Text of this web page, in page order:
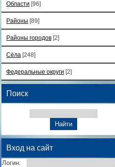
Области [96]
Районы [89]
Районы городов [2]
Сёла [248]
Федеральные округи [2]
Поиск
Вход на сайт
Логин: